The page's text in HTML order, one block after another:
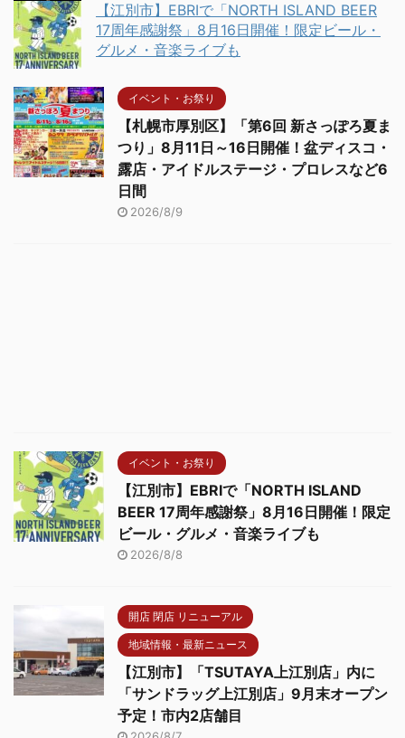
【江別市】EBRIで「NORTH ISLAND BEER
17周年感謝祭」8月16日開催！限定ビール・
グルメ・音楽ライブも
イベント・お祭り
【札幌市厚別区】「第6回 新さっぽろ夏ま
つり」8月11日～16日開催！盆ディスコ・
露店・アイドルステージ・プロレスなど6
日間
2026/8/9
イベント・お祭り
【江別市】EBRIで「NORTH ISLAND
BEER 17周年感謝祭」8月16日開催！限定
ビール・グルメ・音楽ライブも
2026/8/8
開店 閉店 リニューアル
地域情報・最新ニュース
【江別市】「TSUTAYA上江別店」内に
「サンドラッグ上江別店」9月末オープン
予定！市内2店舗目